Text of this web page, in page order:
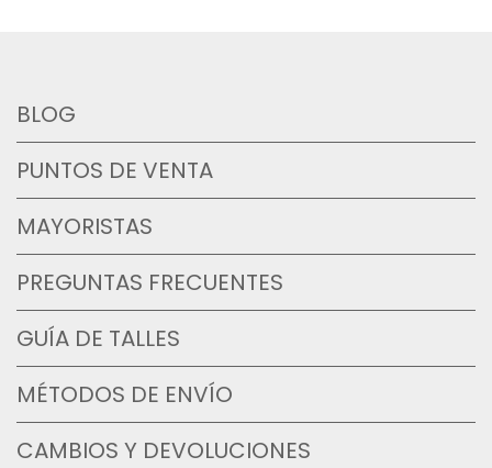
BLOG
PUNTOS DE VENTA
MAYORISTAS
PREGUNTAS FRECUENTES
GUÍA DE TALLES
MÉTODOS DE ENVÍO
CAMBIOS Y DEVOLUCIONES